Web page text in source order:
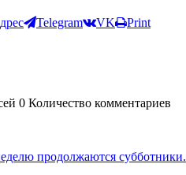
Telegram VK Print
0 Количество комментариев
продолжаются субботники.